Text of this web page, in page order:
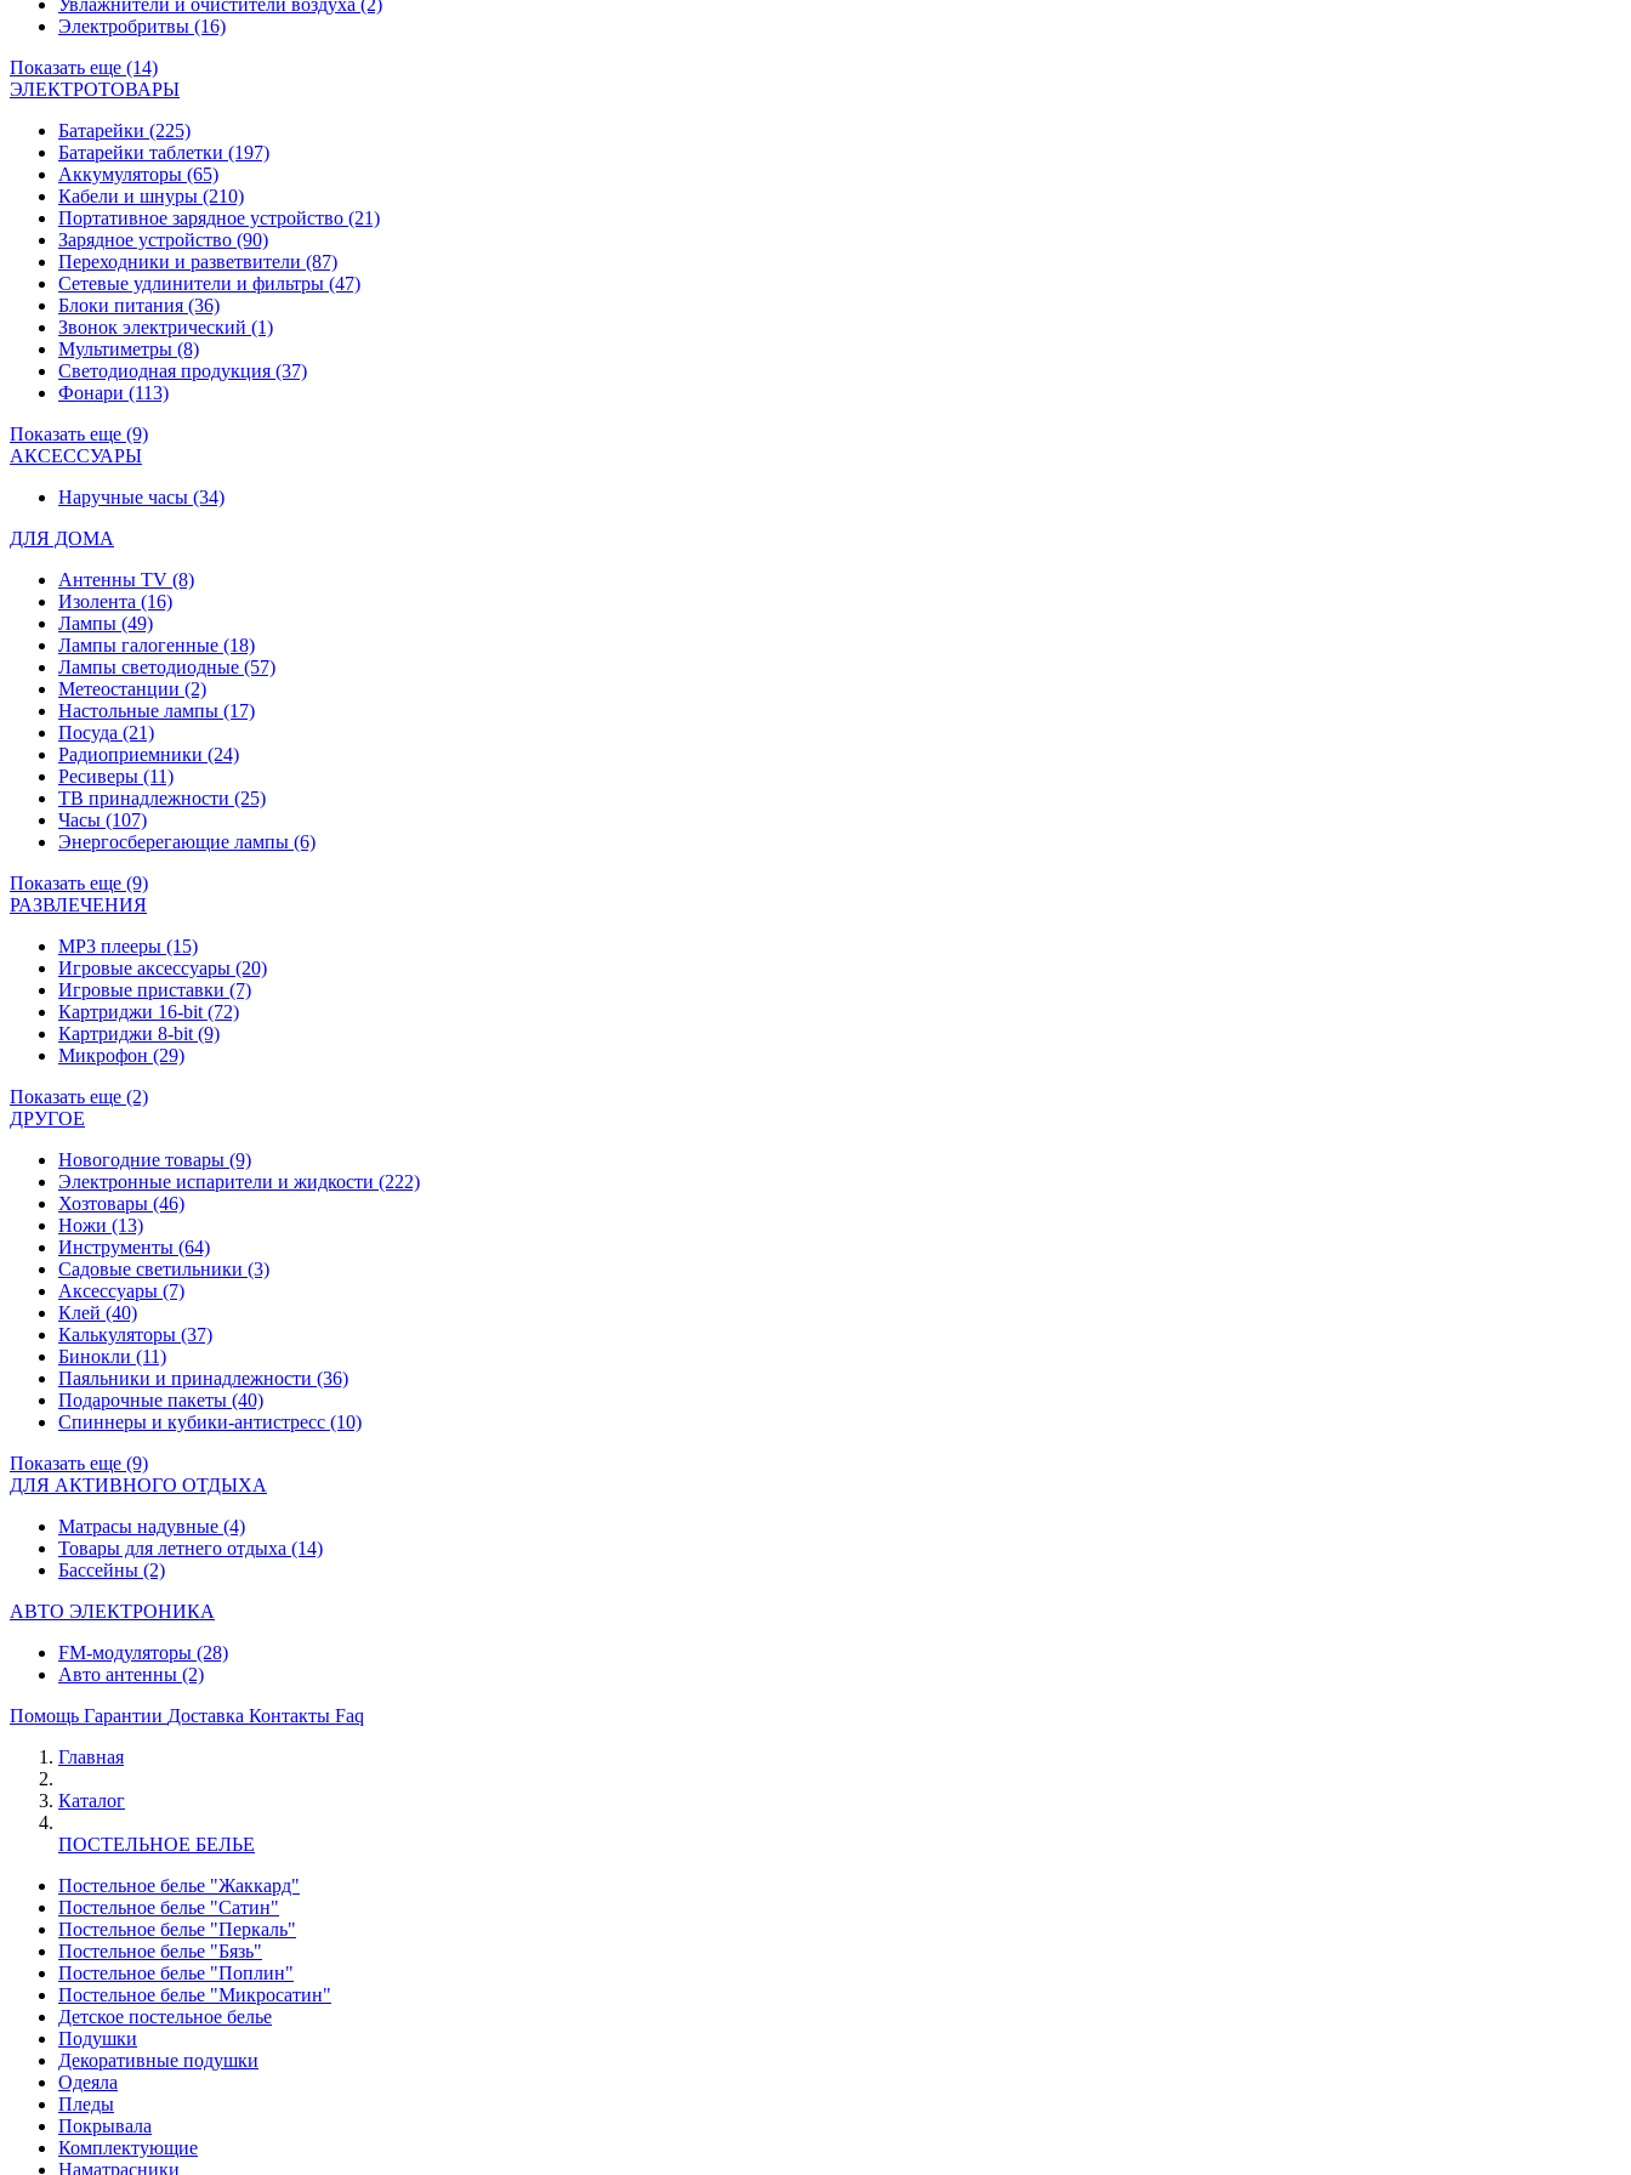
Увлажнители и очистители воздуха (2)
Электробритвы (16)
Показать еще (14)
ЭЛЕКТРОТОВАРЫ
Батарейки (225)
Батарейки таблетки (197)
Аккумуляторы (65)
Кабели и шнуры (210)
Портативное зарядное устройство (21)
Зарядное устройство (90)
Переходники и разветвители (87)
Сетевые удлинители и фильтры (47)
Блоки питания (36)
Звонок электрический (1)
Мультиметры (8)
Светодиодная продукция (37)
Фонари (113)
Показать еще (9)
АКСЕССУАРЫ
Наручные часы (34)
ДЛЯ ДОМА
Антенны TV (8)
Изолента (16)
Лампы (49)
Лампы галогенные (18)
Лампы светодиодные (57)
Метеостанции (2)
Настольные лампы (17)
Посуда (21)
Радиоприемники (24)
Ресиверы (11)
ТВ принадлежности (25)
Часы (107)
Энергосберегающие лампы (6)
Показать еще (9)
РАЗВЛЕЧЕНИЯ
MP3 плееры (15)
Игровые аксессуары (20)
Игровые приставки (7)
Картриджи 16-bit (72)
Картриджи 8-bit (9)
Микрофон (29)
Показать еще (2)
ДРУГОЕ
Новогодние товары (9)
Электронные испарители и жидкости (222)
Хозтовары (46)
Ножи (13)
Инструменты (64)
Садовые светильники (3)
Аксессуары (7)
Клей (40)
Калькуляторы (37)
Бинокли (11)
Паяльники и принадлежности (36)
Подарочные пакеты (40)
Спиннеры и кубики-антистресс (10)
Показать еще (9)
ДЛЯ АКТИВНОГО ОТДЫХА
Матрасы надувные (4)
Товары для летнего отдыха (14)
Бассейны (2)
АВТО ЭЛЕКТРОНИКА
FM-модуляторы (28)
Авто антенны (2)
Помощь Гарантии Доставка Контакты Faq
Главная
Каталог
ПОСТЕЛЬНОЕ БЕЛЬЕ
Постельное белье "Жаккард"
Постельное белье "Сатин"
Постельное белье "Перкаль"
Постельное белье "Бязь"
Постельное белье "Поплин"
Постельное белье "Микросатин"
Детское постельное белье
Подушки
Декоративные подушки
Одеяла
Пледы
Покрывала
Комплектующие
Наматрасники